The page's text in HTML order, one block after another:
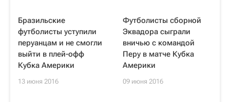
Бразильские
футболисты уступили
перуанцам и не смогли
выйти в плей-офф
Кубка Америки
13 июня 2016
Футболисты сборной
Эквадора сыграли
вничью с командой
Перу в матче Кубка
Америки
09 июня 2016